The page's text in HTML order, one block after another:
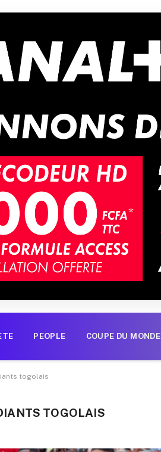
PEOPLE COUPE DU MONDE
togolais
TOGOLAIS